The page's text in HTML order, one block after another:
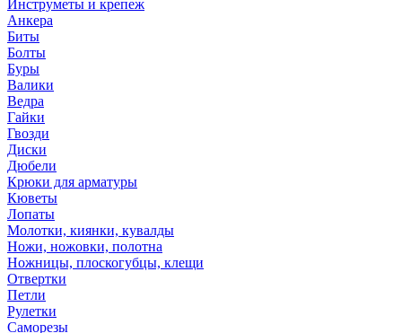
Инструметы и крепеж
Анкера
Биты
Болты
Буры
Валики
Ведра
Гайки
Гвозди
Диски
Дюбели
Крюки для арматуры
Кюветы
Лопаты
Молотки, киянки, кувалды
Ножи, ножовки, полотна
Ножницы, плоскогубцы, клещи
Отвертки
Петли
Рулетки
Саморезы